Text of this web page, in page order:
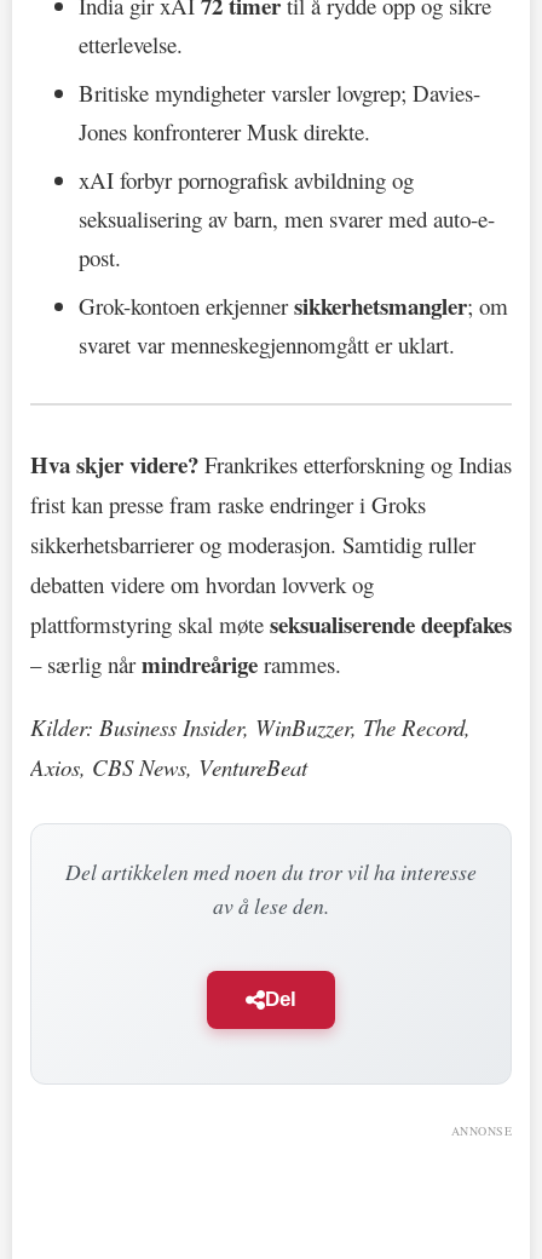
etterlevelse.
Britiske myndigheter varsler lovgrep; Davies-
Jones konfronterer Musk direkte.
xAI forbyr pornografisk avbildning og
seksualisering av barn, men svarer med auto-e-
post.
Grok-kontoen erkjennersikkerhetsmangler; om
svaret var menneskegjennomgått er uklart.
Hva skjer videre? Frankrikes etterforskning og Indias
frist kan presse fram raske endringer i Groks
sikkerhetsbarrierer og moderasjon. Samtidig ruller
debatten videre om hvordan lovverk og
plattformstyring skal møte seksualiserende deepfakes
– særlig nårmindreårige rammes.
Kilder: Business Insider, WinBuzzer, The Record,
Axios, CBS News, VentureBeat
Del artikkelen med noen du tror vil ha interesse
av å lese den.
Del
ANNONSE